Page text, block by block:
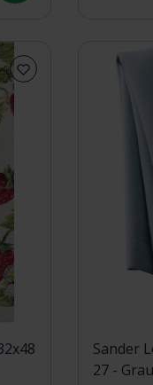
Sander
27 -